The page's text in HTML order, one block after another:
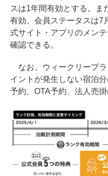
スは1年間有効とする。ま
有効。会員ステータスは7
式サイト・アプリのメン
確認できる。
なお、ウィークリープ
イントが発生しない宿泊
予約、OTA予約、法人売掛